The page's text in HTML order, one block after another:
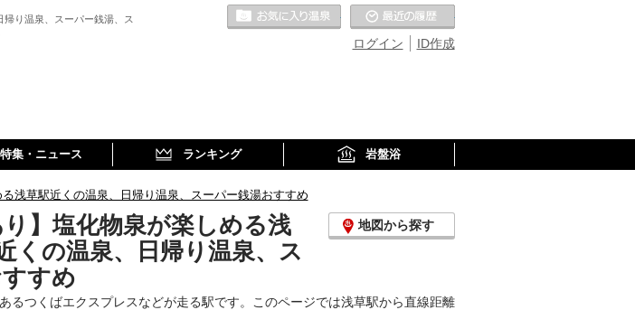
り温泉、スーパー銭湯、ス
ID作成
ログイン
お気に入りの温泉
特集・ニュース ランキング 岩盤浴
浅草駅近くの温泉、日帰り温泉、スーパー銭湯おすすめ
り】塩化物泉が楽しめる浅
くの温泉、日帰り温泉、ス
すめ
地図から探す
るつくばエクスプレスなどが走る駅です。このページでは浅草駅から直線距離